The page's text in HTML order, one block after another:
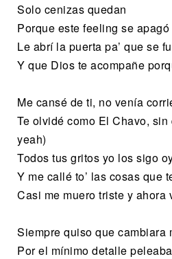
Solo cenizas quedan
Porque este feeling se apagó
Le abrí la puerta pa’ que se
Y que Dios te acompañe
Me cansé de ti, no venía
Te olvidé como El Chavo,
yeah)
Todos tus gritos yo los sigo
Y me callé to’ las cosas que
Casi me muero triste y ahora
Siempre quiso que cambiara
Por el mínimo detalle